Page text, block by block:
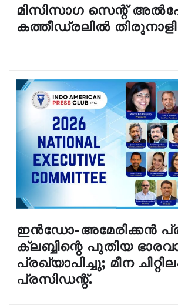
മിസിസാഗ സെന്റ്
കത്തീഡ്രലിൽ
ഇൻഡോ-അമേരിക്കൻ
ക്ലബ്ബിന്റെ പുതിയ
പ്രഖ്യാപിച്ചു; മീന
പ്രസിഡന്റ്.